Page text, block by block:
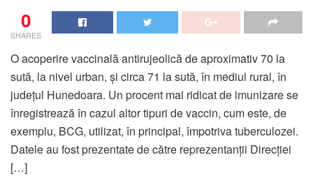
0
SHARES
O acoperire vaccinală antirujeolică de aproximativ 70 la
sută, la nivel urban, și circa 71 la sută, în mediul rural, în
județul Hunedoara. Un procent mai ridicat de imunizare se
înregistrează în cazul altor tipuri de vaccin, cum este, de
exemplu, BCG, utilizat, în principal, împotriva tuberculozei.
Datele au fost prezentate de către reprezentanții Direcției
[…]